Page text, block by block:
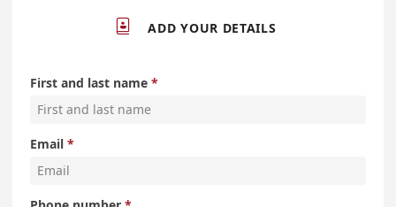
 ADD YOUR DETAILS
First and last name
Email